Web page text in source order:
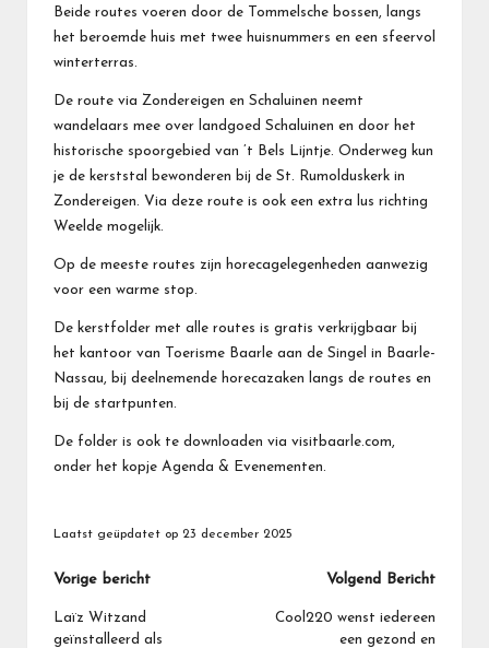
Beide routes voeren door de Tommelsche bossen, langs
het beroemde huis met twee huisnummers en een sfeervol
winterterras.
De route via Zondereigen en Schaluinen neemt
wandelaars mee over landgoed Schaluinen en door het
historische spoorgebied van ’t Bels Lijntje. Onderweg kun
je de kerststal bewonderen bij de St. Rumolduskerk in
Zondereigen. Via deze route is ook een extra lus richting
Weelde mogelijk.
Op de meeste routes zijn horecagelegenheden aanwezig
voor een warme stop.
De kerstfolder met alle routes is gratis verkrijgbaar bij
het kantoor van Toerisme Baarle aan de Singel in Baarle-
Nassau, bij deelnemende horecazaken langs de routes en
bij de startpunten.
De folder is ook te downloaden via visitbaarle.com,
onder het kopje Agenda & Evenementen.
Laatst geüpdatet op 23 december 2025
Bericht
navigatie
Vorige bericht
Laïz Witzand
geïnstalleerd als
Volgend Bericht
Cool220 wenst iedereen
een gezond en